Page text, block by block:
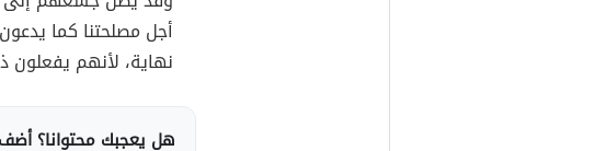
أجل مصلحتنا كما
نهاية، لأنهم
هل يعجبك محتوانا؟